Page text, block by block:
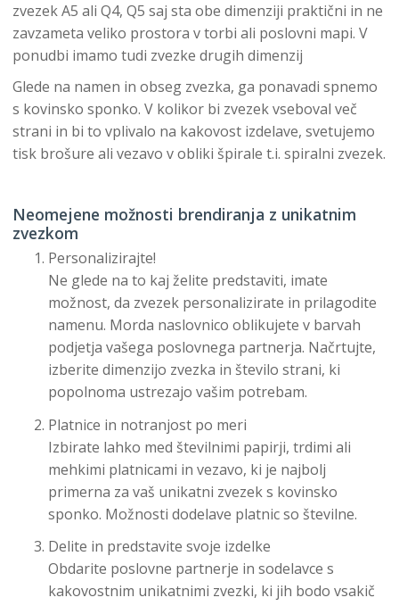
zvezek A5 ali Q4, Q5 saj sta obe dimenziji praktični in ne
zavzameta veliko prostora v torbi ali poslovni mapi. V
ponudbi imamo tudi zvezke drugih dimenzij
Glede na namen in obseg zvezka, ga ponavadi spnemo
s kovinsko sponko. V kolikor bi zvezek vseboval več
strani in bi to vplivalo na kakovost izdelave, svetujemo
tisk brošure ali vezavo v obliki špirale t.i. spiralni zvezek.
Neomejene možnosti brendiranja z unikatnim
zvezkom
Personalizirajte!
Ne glede na to kaj želite predstaviti, imate
možnost, da zvezek personalizirate in prilagodite
namenu. Morda naslovnico oblikujete v barvah
podjetja vašega poslovnega partnerja. Načrtujte,
izberite dimenzijo zvezka in število strani, ki
popolnoma ustrezajo vašim potrebam.
Platnice in notranjost po meri
Izbirate lahko med številnimi papirji, trdimi ali
mehkimi platnicami in vezavo, ki je najbolj
primerna za vaš unikatni zvezek s kovinsko
sponko. Možnosti dodelave platnic so številne.
Delite in predstavite svoje izdelke
Obdarite poslovne partnerje in sodelavce s
kakovostnim unikatnimi zvezki, ki jih bodo vsakič